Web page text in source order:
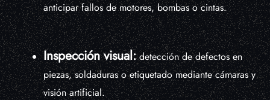
anticipar fallos de motores, bombas o cintas.
Inspección visual:detección de defectos en
piezas, soldaduras o etiquetado mediante cámaras y
visión artificial.